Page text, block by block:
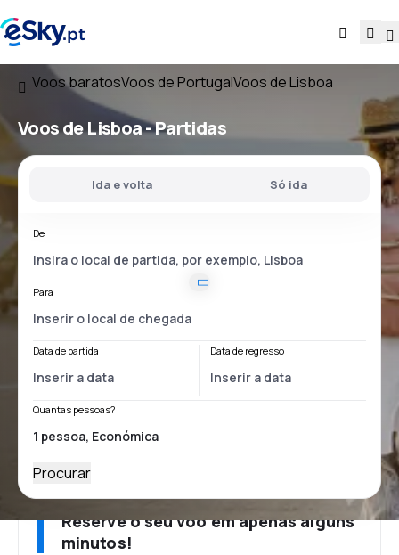
Voos baratosVoos de PortugalVoos de Lisboa
Voosde Lisboa- Partidas
Ida e volta Só ida
De
Para
Data de partida Data de regresso
Quantas pessoas?
Procurar
Reserve o seu voo em apenas alguns
minutos!